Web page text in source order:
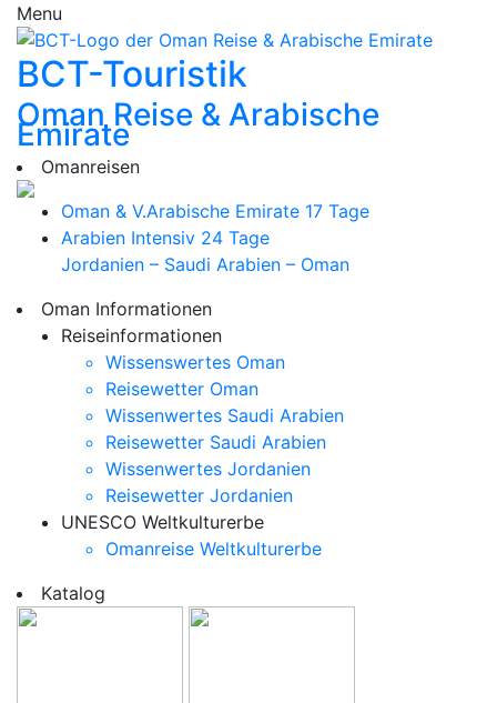
Menu
BCT-Touristik
Oman Reise & Arabische
Emirate
Omanreisen
Oman & V.Arabische Emirate 17 Tage
Arabien Intensiv 24 Tage
Jordanien – Saudi Arabien – Oman
Oman Informationen
Reiseinformationen
Wissenswertes Oman
Reisewetter Oman
Wissenwertes Saudi Arabien
Reisewetter Saudi Arabien
Wissenwertes Jordanien
Reisewetter Jordanien
UNESCO Weltkulturerbe
Omanreise Weltkulturerbe
Katalog